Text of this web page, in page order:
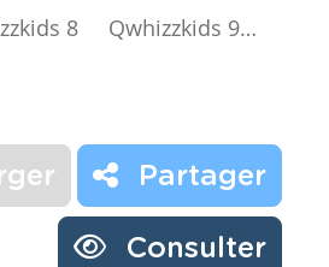
8 Qwhizzkids 9…
Partager
Consulter